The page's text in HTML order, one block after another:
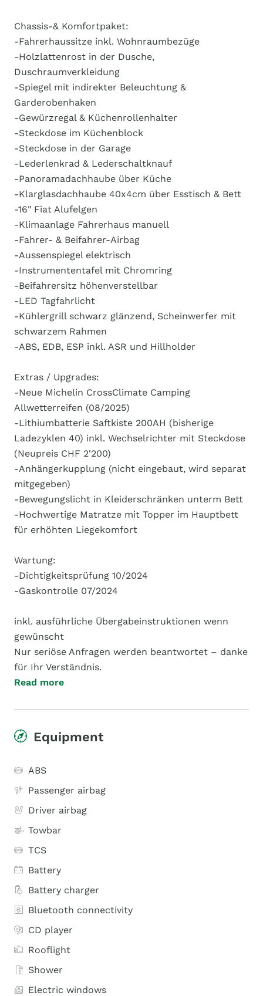
Chassis-& Komfortpaket:
-Fahrerhaussitze inkl. Wohnraumbezüge
-Holzlattenrost in der Dusche,
Duschraumverkleidung
-Spiegel mit indirekter Beleuchtung &
Garderobenhaken
-Gewürzregal & Küchenrollenhalter
-Steckdose im Küchenblock
-Steckdose in der Garage
-Lederlenkrad & Lederschaltknauf
-Panoramadachhaube über Küche
-Klarglasdachhaube 40x4cm über Esstisch & Bett
-16" Fiat Alufelgen
-Klimaanlage Fahrerhaus manuell
-Fahrer- & Beifahrer-Airbag
-Aussenspiegel elektrisch
-Instrumententafel mit Chromring
-Beifahrersitz höhenverstellbar
-LED Tagfahrlicht
-Kühlergrill schwarz glänzend, Scheinwerfer mit
schwarzem Rahmen
-ABS, EDB, ESP inkl. ASR und Hillholder
Extras / Upgrades:
-Neue Michelin CrossClimate Camping
Allwetterreifen (08/2025)
-Lithiumbatterie Saftkiste 200AH (bisherige
Ladezyklen 40) inkl. Wechselrichter mit Steckdose
(Neupreis CHF 2'200)
-Anhängerkupplung (nicht eingebaut, wird separat
mitgegeben)
-Bewegungslicht in Kleiderschränken unterm Bett
-Hochwertige Matratze mit Topper im Hauptbett
für erhöhten Liegekomfort
Wartung:
-Dichtigkeitsprüfung 10/2024
-Gaskontrolle 07/2024
inkl. ausführliche Übergabeinstruktionen wenn
gewünscht
Nur seriöse Anfragen werden beantwortet – danke
für Ihr Verständnis.
Read more
Equipment
ABS
Passenger airbag
Driver airbag
Towbar
TCS
Battery
Battery charger
Bluetooth connectivity
CD player
Rooflight
Shower
Electric windows